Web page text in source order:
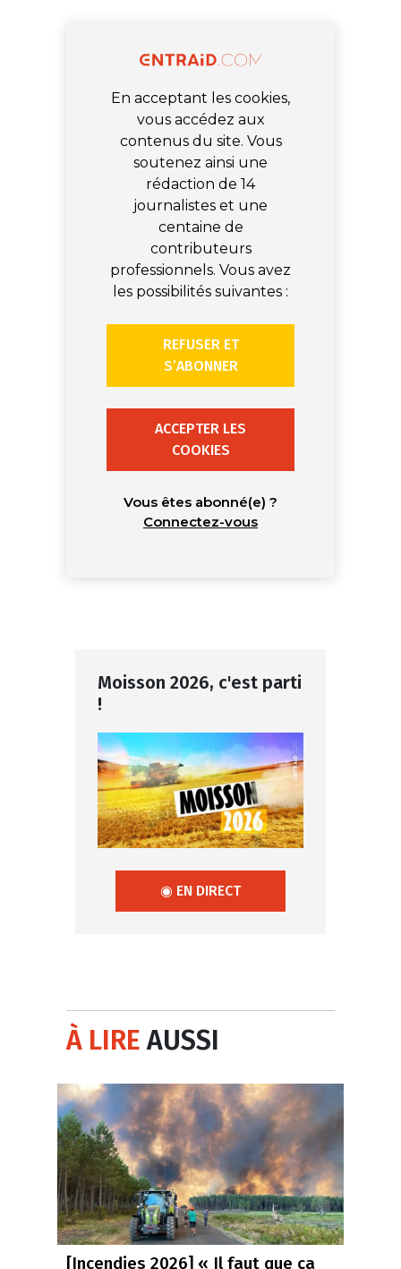
En acceptant les cookies,
vous accédez aux
contenus du site. Vous
soutenez ainsi une
rédaction de 14
journalistes et une
centaine de
contributeurs
professionnels. Vous avez
les possibilités suivantes :
REFUSER ET
S’ABONNER
ACCEPTER LES
COOKIES
Vous êtes abonné(e) ?
Connectez-vous
Moisson 2026, c'est parti
!
◉ EN DIRECT
À LIREAUSSI
[Incendies 2026] « Il faut que ça